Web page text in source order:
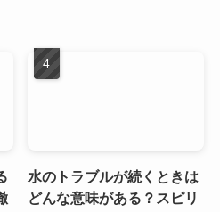
水のトラブルが続くときは
どんな意味がある？スピリ